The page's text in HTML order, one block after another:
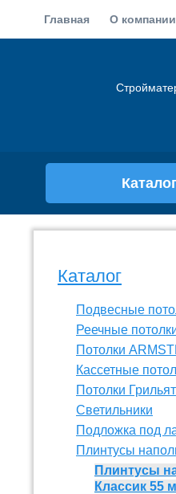
Главная О компании
Каталог
Подвесные
Реечные
Потолки
Кассетные
Потолки
Светильники
Подложка под
Плинтусы
Плинтусы
Классик 55